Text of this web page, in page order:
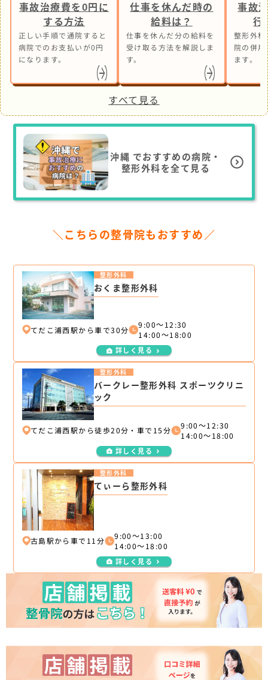
事故治療費を0円に
する方法
正しい手順で通院すると
病院でのお支払いが0円
になります。
仕事を休んだ時の
給料は？
仕事を休んだ分の給料を
受け取る方法を解説しま
す。
事故
行
整形外
院の併
ます。
すべて見る
沖縄 でおすすめの病院・
整形外科を全て見る
＼こちらの整骨院もおすすめ／
おくま整形外科
整形外科
てだこ浦西駅から車で30分
9:00～12:30
14:00～18:00
詳しく見る
バークレー整形外科 スポーツクリニ
ック
整形外科
てだこ浦西駅から徒歩20分・車で15分
9:00～12:30
14:00～18:00
詳しく見る
てぃーら整形外科
整形外科
古島駅から車で11分
9:00～13:00
14:00～18:00
詳しく見る